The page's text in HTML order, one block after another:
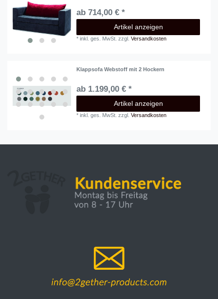
ab 714,00 € *
Artikel anzeigen
*inkl. ges. MwSt. zzgl.Versandkosten
Klappsofa Webstoff mit 2 Hockern
ab 1.199,00 € *
Artikel anzeigen
*inkl. ges. MwSt. zzgl.Versandkosten